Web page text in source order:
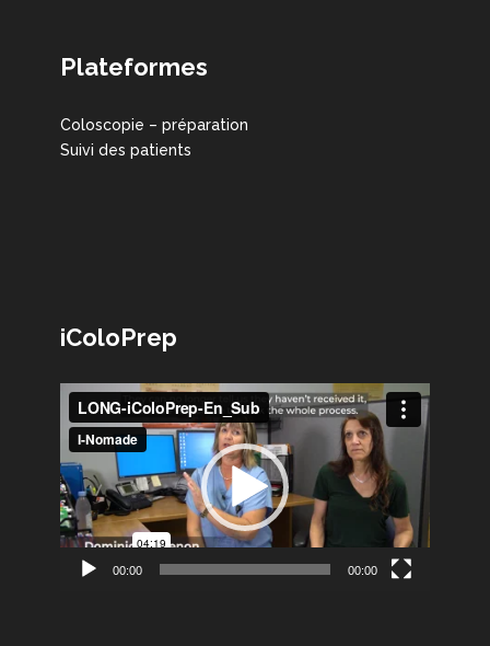
Plateformes
Coloscopie – préparation
Suivi des patients
iColoPrep
Lecteur
vidéo
00:00 00:00